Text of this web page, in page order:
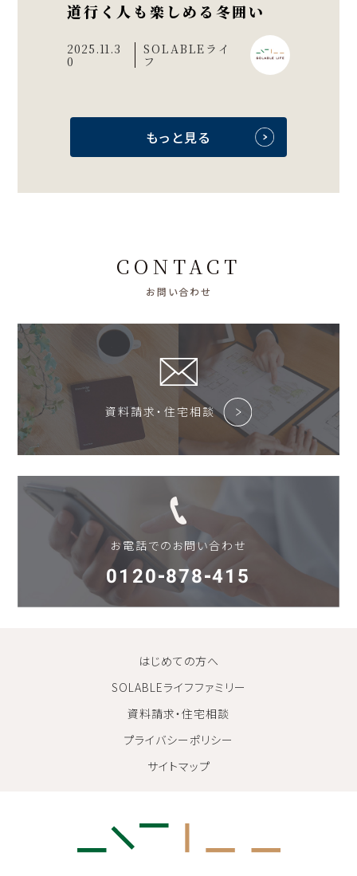
道行く人も楽しめる冬囲い
2025.11.3
0
SOLABLEライ
フ
もっと見る
CONTACT
お問い合わせ
資料請求・住宅相談
お電話でのお問い合わせ
0120-878-415
はじめての方へ
SOLABLEライフファミリー
資料請求・住宅相談
プライバシーポリシー
サイトマップ